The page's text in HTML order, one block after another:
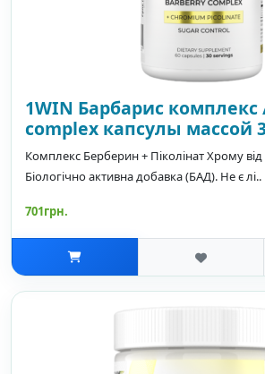
1WIN Барбарис
complex капсулы массой
Комплекс Берберин + Піколінат Хрому від
Біологічно активна добавка (БАД). Не є лі..
701грн.